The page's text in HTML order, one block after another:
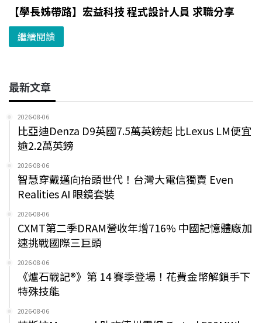
【學長姊帶路】宏益科技 程式設計人員 求職分享
繼續閱讀
最新文章
2026-08-06
比亞迪Denza D9英國7.5萬英鎊起 比Lexus LM便宜
逾2.2萬英鎊
2026-08-06
智慧穿戴邁向抬頭世代！台灣大電信獨賣 Even
Realities AI 眼鏡套裝
2026-08-06
CXMT第二季DRAM營收年增716% 中國記憶體廠加
速挑戰國際三巨頭
2026-08-06
《爐石戰記®》第 14 賽季登場！花費金幣解鎖手下
特殊技能
2026-08-06